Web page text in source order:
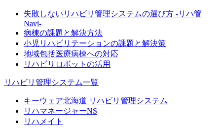
失敗しないリハビリ管理システムの選び方 -リハ管
Navi-
病棟の課題と解決方法
小児リハビリテーションの課題と解決策
地域包括医療病棟への対応
リハビリロボットの活用
リハビリ管理システム一覧
キーウェア北海道 リハビリ管理システム
リハマネージャーNS
リハメイト